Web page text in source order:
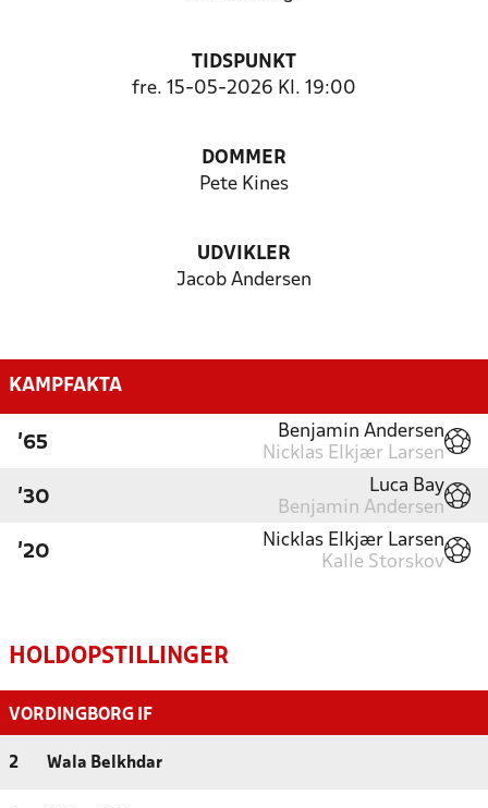
TIDSPUNKT
fre. 15-05-2026 Kl. 19:00
DOMMER
Pete Kines
UDVIKLER
Jacob Andersen
KAMPFAKTA
'65
Benjamin Andersen
Nicklas Elkjær Larsen
'30
Luca Bay
Benjamin Andersen
'20
Nicklas Elkjær Larsen
Kalle Storskov
HOLDOPSTILLINGER
VORDINGBORG IF
2 Wala Belkhdar